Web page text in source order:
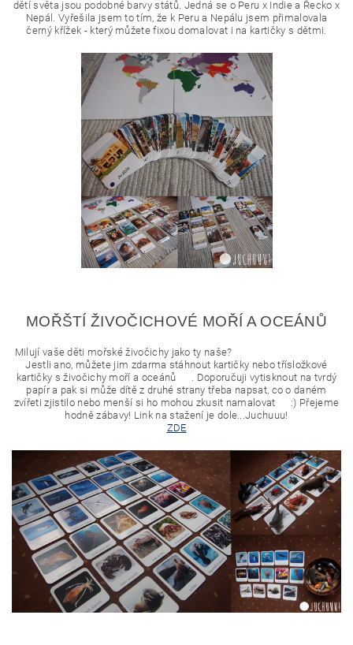
dětí světa jsou podobné barvy států. Jedná se o Peru x Indie a Řecko x
Nepál. Vyřešila jsem to tím, že k Peru a Nepálu jsem přimalovala
černý křížek - který můžete fixou domalovat i na kartičky s dětmi.
MOŘŠTÍ ŽIVOČICHOVÉ MOŘÍ A OCEÁNŮ
Milují vaše děti mořské živočichy jako ty naše?
Jestli ano, můžete jim zdarma stáhnout kartičky nebo třísložkové
kartičky s živočichy moří a oceánů
. Doporučuji vytisknout na tvrdý
papír a pak si může dítě z druhé strany třeba napsat, co o daném
zvířeti zjistilo nebo menší si ho mohou zkusit namalovat
:) Přejeme
hodně zábavy! Link na stažení je dole...Juchuuu!
ZDE